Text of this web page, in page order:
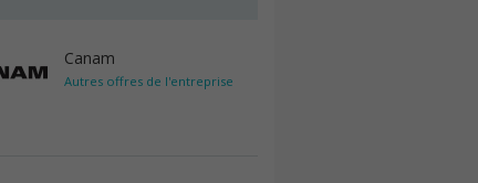
Canam
Autres offres de l'entreprise